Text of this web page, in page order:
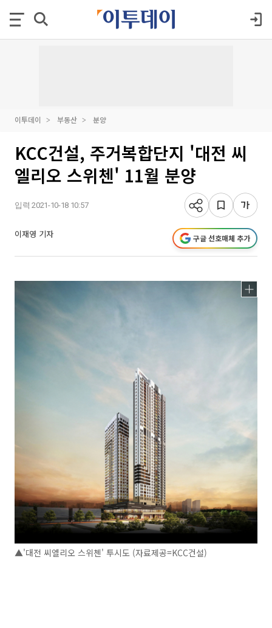
이투데이 부동산 분양
KCC건설, 주거복합단지 '대전 씨
엘리오 스위첸' 11월 분양
입력 2021-10-18 10:57
이재영 기자 구글 선호매체 추가
▲'대전 씨엘리오 스위첸' 투시도 (자료제공=KCC건설)